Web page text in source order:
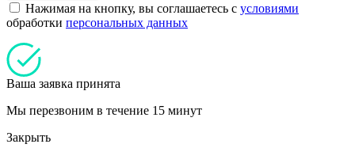
Нажимая на кнопку, вы соглашаетесь с условиями
обработки персональных данных
Ваша заявка принята
Мы перезвоним в течение 15 минут
Закрыть